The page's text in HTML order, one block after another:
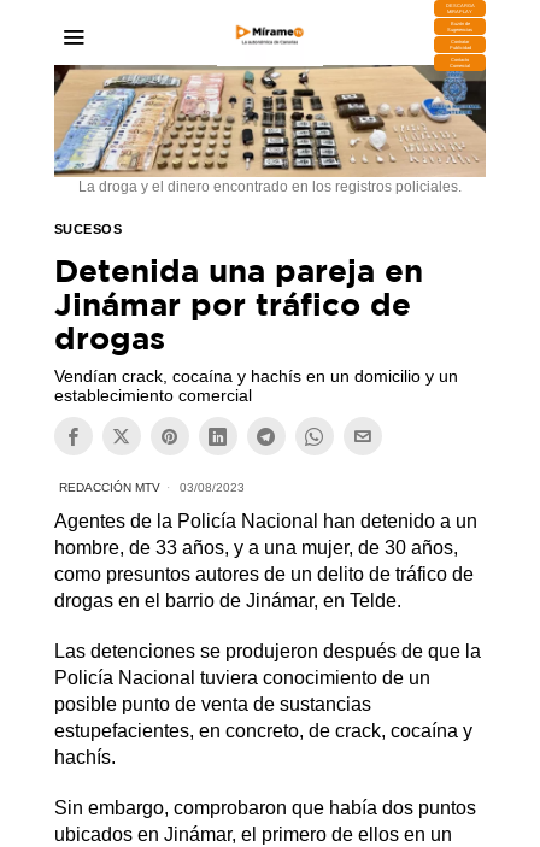
DESCARGA
MIRAPLAY
Buzón de
Sugerencias
Contratar
Publicidad
Contacto
Comercial
La droga y el dinero encontrado en los registros policiales.
SUCESOS
Detenida una pareja en
Jinámar por tráfico de
drogas
Vendían crack, cocaína y hachís en un domicilio y un
establecimiento comercial
REDACCIÓN MTV 03/08/2023
Agentes de la Policía Nacional han detenido a un
hombre, de 33 años, y a una mujer, de 30 años,
como presuntos autores de un delito de tráfico de
drogas en el barrio de Jinámar, en Telde.
Las detenciones se produjeron después de que la
Policía Nacional tuviera conocimiento de un
posible punto de venta de sustancias
estupefacientes, en concreto, de crack, cocaína y
hachís.
Sin embargo, comprobaron que había dos puntos
ubicados en Jinámar, el primero de ellos en un